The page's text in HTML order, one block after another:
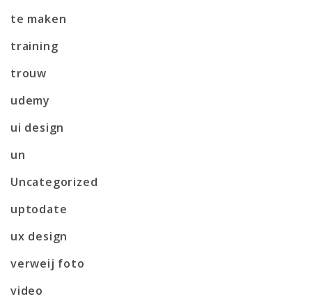
te maken
training
trouw
udemy
ui design
un
Uncategorized
uptodate
ux design
verweij foto
video